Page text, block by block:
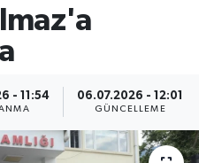
- 11:54 06.07.2026 - 12:01
GÜNCELLEME